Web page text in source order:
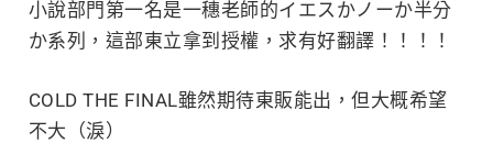
小說部門第一名是一穗老師的イエスかノーか半分
か系列，這部東立拿到授權，求有好翻譯！！！！
COLD THE FINAL雖然期待東販能出，但大概希望
不大（淚）